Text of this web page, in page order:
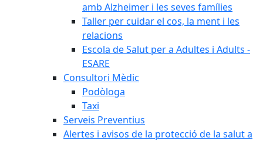
amb Alzheimer i les seves famílies
Taller per cuidar el cos, la ment i les
relacions
Escola de Salut per a Adultes i Adults -
ESARE
Consultori Mèdic
Podòloga
Taxi
Serveis Preventius
Alertes i avisos de la protecció de la salut a